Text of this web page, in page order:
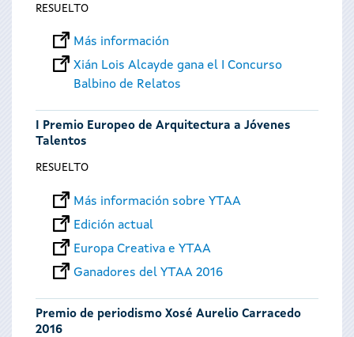
RESUELTO
Más información
Xián Lois Alcayde gana el I Concurso
Balbino de Relatos
I Premio Europeo de Arquitectura a Jóvenes
Talentos
RESUELTO
Más información sobre YTAA
Edición actual
Europa Creativa e YTAA
Ganadores del YTAA 2016
Premio de periodismo Xosé Aurelio Carracedo
2016